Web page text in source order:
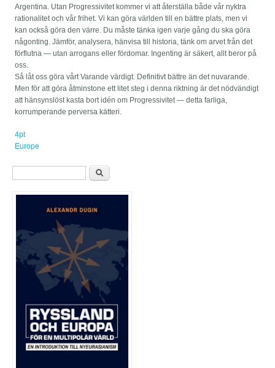
Argentina. Utan Progressivitet kommer vi att återställa både vår nyktra
rationalitet och vår frihet. Vi kan göra världen till en bättre plats, men vi
kan också göra den värre. Du måste tänka igen varje gång du ska göra
någonting. Jämför, analysera, hänvisa till historia, tänk om arvet från det
förflutna — utan arrogans eller fördomar. Ingenting är säkert, allt beror på
oss.
Så låt oss göra vårt Varande värdigt. Definitivt bättre än det nuvarande.
Men för att göra åtminstone ett litet steg i denna riktning är det nödvändigt
att hänsynslöst kasta bort idén om Progressivitet — detta farliga,
korrumperande perversa kätteri.
4pt
Europe
Sökformulär Sök